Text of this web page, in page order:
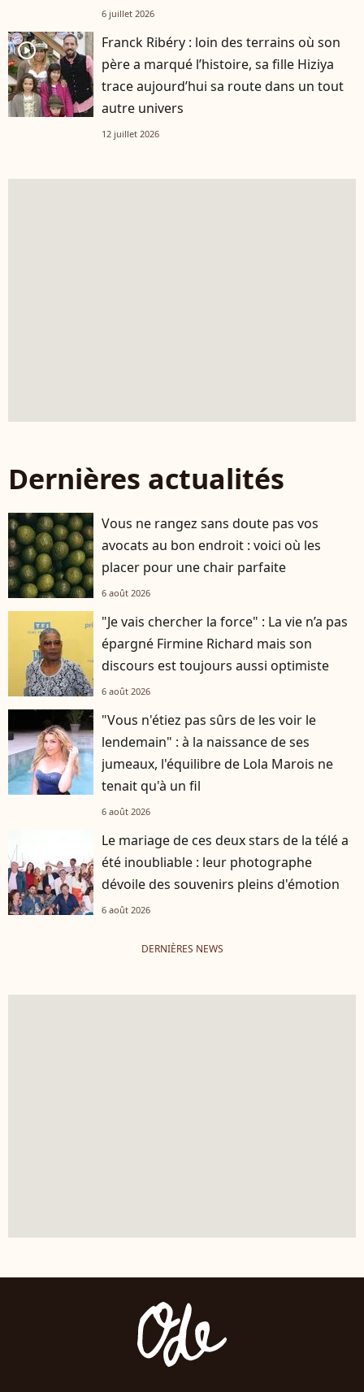
6 juillet 2026
player2
Franck Ribéry : loin des terrains où son
père a marqué l’histoire, sa fille Hiziya
trace aujourd’hui sa route dans un tout
autre univers
12 juillet 2026
Dernières actualités
Vous ne rangez sans doute pas vos
avocats au bon endroit : voici où les
placer pour une chair parfaite
6 août 2026
"Je vais chercher la force" : La vie n’a pas
épargné Firmine Richard mais son
discours est toujours aussi optimiste
6 août 2026
"Vous n'étiez pas sûrs de les voir le
lendemain" : à la naissance de ses
jumeaux, l'équilibre de Lola Marois ne
tenait qu'à un fil
6 août 2026
Le mariage de ces deux stars de la télé a
été inoubliable : leur photographe
dévoile des souvenirs pleins d'émotion
6 août 2026
DERNIÈRES NEWS